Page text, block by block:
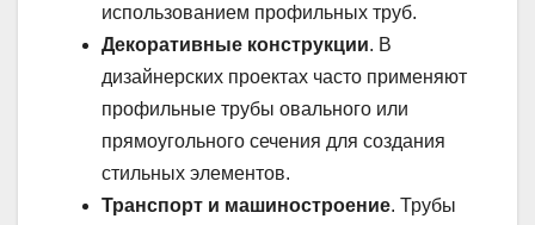
использованием профильных труб.
Декоративные конструкции. В
дизайнерских проектах часто применяют
профильные трубы овального или
прямоугольного сечения для создания
стильных элементов.
Транспорт и машиностроение. Трубы